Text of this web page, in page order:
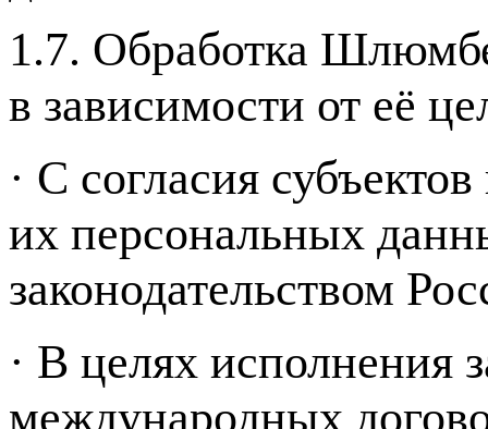
1.7. Обработка
в зависимости от eё
· C согласия
их персональных
законодательством
· В целях исполнения
международных